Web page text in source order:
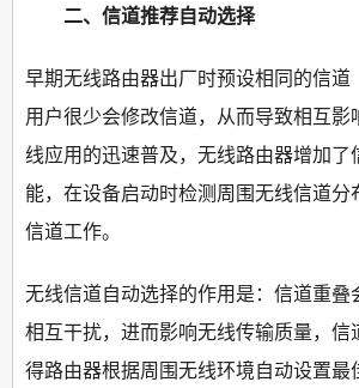
二、信道推荐自动选择
早期无线路由器出厂时预设相同的信道
用户很少会修改信道，从而导致相互影
线应用的迅速普及，无线路由器增加了
能，在设备启动时检测周围无线信道分
信道工作。
无线信道自动选择的作用是：信道重叠
相互干扰，进而影响无线传输质量，信
得路由器根据周围无线环境自动设置最